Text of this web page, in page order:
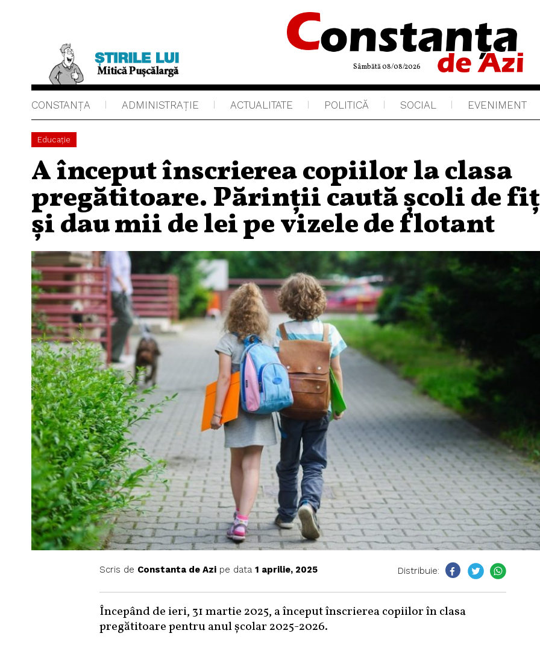
Sâmbătă 08/08/2026
CONSTANȚA ADMINISTRAŢIE ACTUALITATE POLITICĂ SOCIAL EVENIMENT
Educaţie
A început înscrierea copiilor la clasa
pregătitoare. Părinții caută școli de
și dau mii de lei pe vizele de flotant
Scris de Constanta de Azipe data 1 aprilie, 2025 Distribuie:
Începând de ieri, 31 martie 2025, a început înscrierea copiilor în clasa
pregătitoare pentru anul școlar 2025-2026.